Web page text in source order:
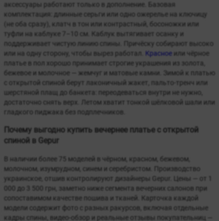
аксессуары работают только в дополнение. Базовая
комплектация: длинные серьги или одно ожерелье на ключицу
(не оба сразу), клатч в тон или контрастный, босоножки или
туфли на каблуке 7–10 см. Каблук вытягивает осанку и
поддерживает чистую линию спины. Причёску собирают высоко
или на одну сторону, чтобы вырез работал. Красное или чёрное
платье в пол хорошо принимает строгие украшения из золота,
бежевое и молочное — жемчуг и матовые камни. Зимой к платью
с открытой спиной берут лаконичный жакет, пальто-тренч или
шерстяной плащ до банкета: переодеваться внутри не нужно,
достаточно снять верх. Летом хватит тонкой шёлковой шали или
гладкого пиджака без подплечников.
Почему выгодно купить вечернее платье с открытой
спиной в Gepur
В наличии более 75 моделей в чёрном, красном, бежевом,
молочном, изумрудном, синем и серебристом. Производство
украинское, отшив контролируют дизайнеры Gepur. Цены — от 1
000 до 3 500 грн, заметно ниже сегмента вечерних салонов при
сопоставимом качестве пошива и тканей. Карточка каждой
модели содержит фото с разных ракурсов, включая отдельные
кадры спины, видео-обзор и реальные отзывы покупательниц —